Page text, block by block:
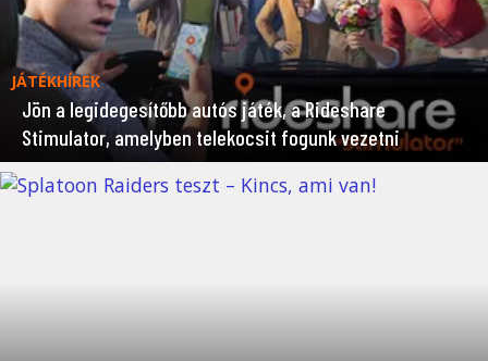
JÁTÉKHÍREK
Jön a legidegesítőbb autós játék, a Rideshare
Stimulator, amelyben telekocsit fogunk vezetni